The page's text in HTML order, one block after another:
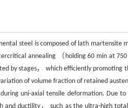
steel is composed of lath martensite
annealing （holding 60 min at
by stages， which efficiently promoting
of volume fraction of retained
uni-axial tensile deformation. Due
ductility， such as the ultra-high